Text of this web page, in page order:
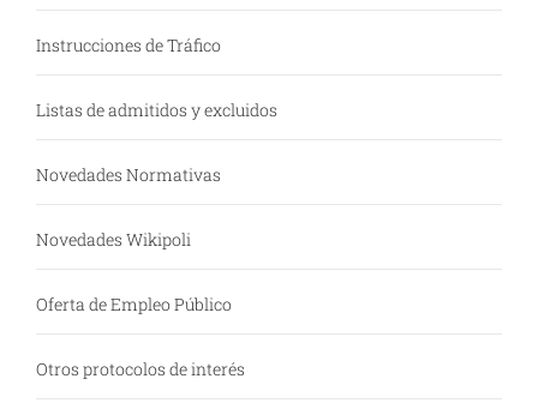
Instrucciones de Tráfico
Listas de admitidos y excluidos
Novedades Normativas
Novedades Wikipoli
Oferta de Empleo Público
Otros protocolos de interés